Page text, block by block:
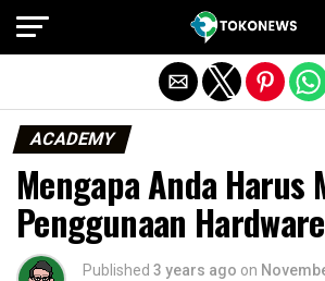
ACADEMY
Mengapa Anda Harus
Penggunaan
Published 3 years ago on
Exit mobile version